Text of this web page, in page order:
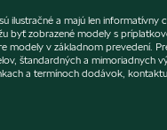
ilustračné a majú len informatívny
byť zobrazené modely s
modely v základnom prevedení.
štandardných a mimoriadnych
a termínoch dodávok,